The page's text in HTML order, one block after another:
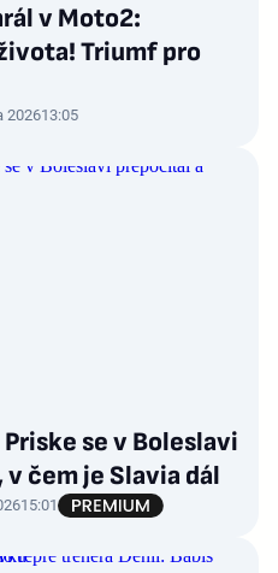
v Moto2:
Triumf pro
202613:05
se v Boleslavi
čem je Slavia dál
15:01